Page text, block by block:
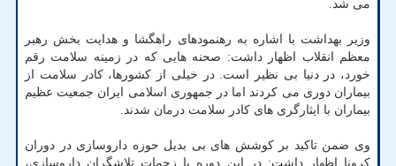
می شد.
وزیر بهداشت با اشاره به رهنمودهای راهگشا و هدایت بخش رهبر
معظم انقلاب اظهار داشت: صحنه هایی که در زمینه سلامت رقم
خورد، در دنیا بی نظیر است. در خیلی از کشورها، کادر سلامت از
بیماران دوری می کردند اما در جمهوری اسلامی ایران جمعیت عظیم
بیماران با ایثارگری های کادر سلامت درمان شدند.
وی ضمن تاکید بر کوشش های بی بدیل حوزه داروسازی در دوران
کرونا اظهار داشت: در این دوره با زحمات تلاشگران داروسازی،